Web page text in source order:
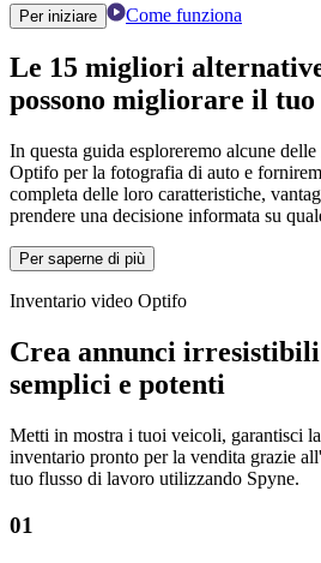
Per iniziare Come funziona
Le 15 migliori
possono migliorare il tuo
In questa guida esploreremo alcune
Optifo per la fotografia di auto e
completa delle loro caratteristiche,
prendere una decisione informata su
Per saperne di più
Inventario video Optifo
Crea annunci
semplici e potenti
Metti in mostra i tuoi veicoli, garantisci
inventario pronto per la vendita grazie
tuo flusso di lavoro utilizzando Spyne.
01